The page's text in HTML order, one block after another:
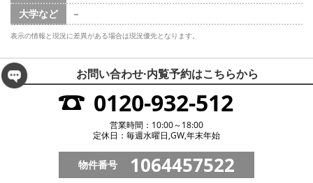
大学など
－
表示の情報と現況に差異がある場合は現況優先となります。
お問い合わせ·内覧予約はこちらから
0120-932-512
営業時間：10:00～18:00
定休日：毎週水曜日,GW,年末年始
物件番号 1064457522